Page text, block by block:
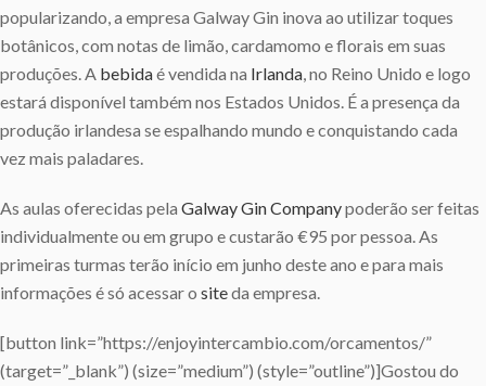
popularizando, a empresa Galway Gin inova ao utilizar toques
botânicos, com notas de limão, cardamomo e florais em suas
produções. A bebidaé vendida na Irlanda, no Reino Unido e logo
estará disponível também nos Estados Unidos. É a presença da
produção irlandesa se espalhando mundo e conquistando cada
vez mais paladares.
As aulas oferecidas pela GalwayGinCompanypoderão ser feitas
individualmente ou em grupo e custarão €95 por pessoa. As
primeiras turmas terão início em junho deste ano e para mais
informações é só acessar o siteda empresa.
[button link=”https://enjoyintercambio.com/orcamentos/”
(target=”_blank”) (size=”medium”) (style=”outline”)]Gostou do